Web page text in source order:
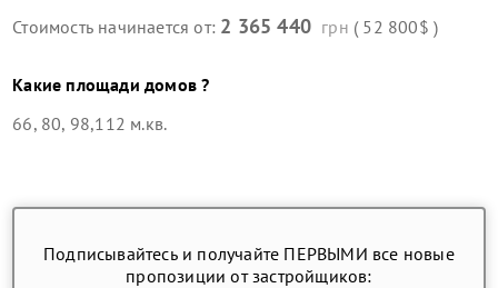
Стоимость начинается от: 2 365 440 грн ( 52 800$ )
Какие площади домов ?
66, 80, 98,112 м.кв.
Подписывайтесь и получайте ПЕРВЫМИ все новые
пропозиции от застройщиков: